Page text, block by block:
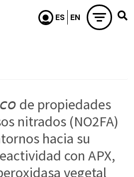
Pasar al contenido principal
de propiedades
nitrados (NO2FA)
hacia su
con APX,
vegetal